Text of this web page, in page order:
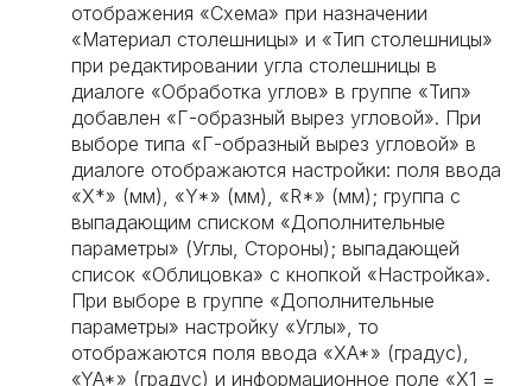
отображения «Схема» при назначении
«Материал столешницы» и «Тип столешницы»
при редактировании угла столешницы в
диалоге «Обработка углов» в группе «Тип»
добавлен «Г-образный вырез угловой». При
выборе типа «Г-образный вырез угловой» в
диалоге отображаются настройки: поля ввода
«Х*» (мм), «Y*» (мм), «R*» (мм); группа с
выпадающим списком «Дополнительные
параметры» (Углы, Стороны); выпадающей
список «Облицовка» с кнопкой «Настройка».
При выборе в группе «Дополнительные
параметры» настройку «Углы», то
отображаются поля ввода «XA*» (градус),
«YA*» (градус) и информационное поле «X1 =